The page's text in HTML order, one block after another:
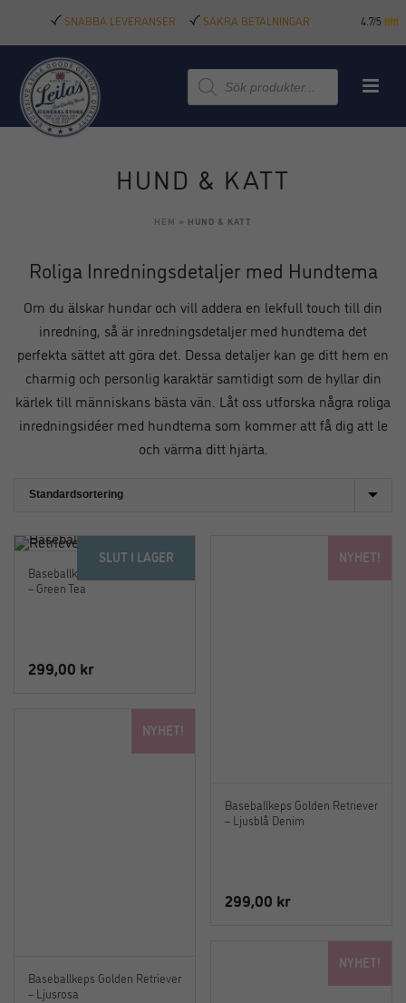
SNABBA LEVERANSER SÄKRA BETALNINGAR 4.7/5
Produktsökning
HUND & KATT
HEM » HUND & KATT
Roliga Inredningsdetaljer med Hundtema
Om du älskar hundar och vill addera en lekfull touch till din
inredning, så är inredningsdetaljer med hundtema det
perfekta sättet att göra det. Dessa detaljer kan ge ditt hem en
charmig och personlig karaktär samtidigt som de hyllar din
kärlek till människans bästa vän. Låt oss utforska några roliga
inredningsidéer med hundtema som kommer att få dig att le
och värma ditt hjärta.
SLUT I LAGER
Baseballkeps Golden Retriever
– Green Tea
299,00 kr
NYHET!
Baseballkeps Golden Retriever
– Ljusblå Denim
299,00 kr
NYHET!
Baseballkeps Golden Retriever
– Ljusrosa
NYHET!